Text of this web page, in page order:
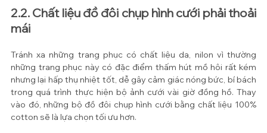
2.2. Chất liệu đồ đôi chụp hình cưới phải thoải
mái
Tránh xa những trang phục có chất liệu da, nilon vì thường
những trang phục này có đặc điểm thấm hút mồ hôi rất kém
nhưng lại hấp thụ nhiệt tốt, dễ gây cảm giác nóng bức, bí bách
trong quá trình thực hiện bộ ảnh cưới vài giờ đồng hồ. Thay
vào đó, những bộ đồ đôi chụp hình cưới bằng chất liệu 100%
cotton sẽ là lựa chọn tối ưu hơn.